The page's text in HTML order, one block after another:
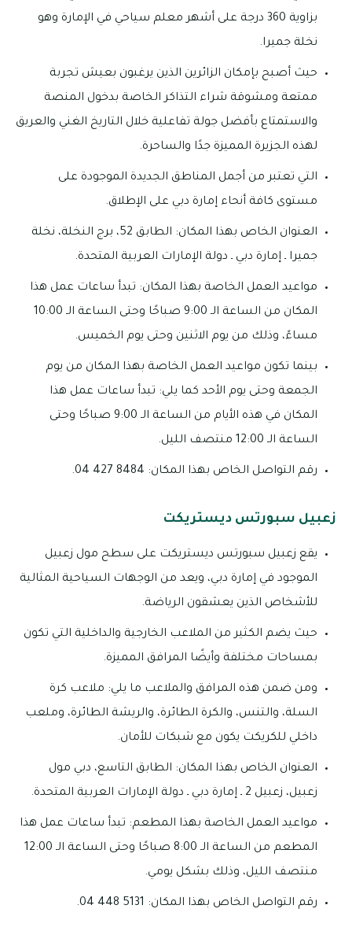
بزاوية 360 درجة على أشهر معلم سياحي في الإمارة وهو
نخلة جميرا.
حيث أصبح بإمكان الزائرين الذين يرغبون بعيش تجربة
ممتعة ومشوقة شراء التذاكر الخاصة بدخول المنصة
والاستمتاع بأفضل جولة تفاعلية خلال التاريخ الغني والعريق
لهذه الجزيرة المميزة جدًا والساحرة.
التي تعتبر من أجمل المناطق الجديدة الموجودة على
مستوى كافة أنحاء إمارة دبي على الإطلاق.
العنوان الخاص بهذا المكان: الطابق 52، برج النخلة، نخلة
جميرا ـ إمارة دبي ـ دولة الإمارات العربية المتحدة.
مواعيد العمل الخاصة بهذا المكان: تبدأ ساعات عمل هذا
المكان من الساعة الـ 9:00 صباحًا وحتى الساعة الـ 10:00
مساءً، وذلك من يوم الاثنين وحتى يوم الخميس.
بينما تكون مواعيد العمل الخاصة بهذا المكان من يوم
الجمعة وحتى يوم الأحد كما يلي: تبدأ ساعات عمل هذا
المكان في هذه الأيام من الساعة الـ 9:00 صباحًا وحتى
الساعة الـ 12:00 منتصف الليل.
رقم التواصل الخاص بهذا المكان: 8484 427 04.
زعبيل سبورتس ديستريكت
يقع زعبيل سبورتس ديستريكت على سطح مول زعبيل
الموجود في إمارة دبي، ويعد من الوجهات السياحية المثالية
للأشخاص الذين يعشقون الرياضة.
حيث يضم الكثير من الملاعب الخارجية والداخلية التي تكون
بمساحات مختلفة وأيضًا المرافق المميزة.
ومن ضمن هذه المرافق والملاعب ما يلي: ملاعب كرة
السلة، والتنس، والكرة الطائرة، والريشة الطائرة، وملعب
داخلي للكريكت يكون مع شبكات للأمان.
العنوان الخاص بهذا المكان: الطابق التاسع، دبي مول
زعبيل، زعبيل 2 ـ إمارة دبي ـ دولة الإمارات العربية المتحدة.
مواعيد العمل الخاصة بهذا المطعم: تبدأ ساعات عمل هذا
المطعم من الساعة الـ 8:00 صباحًا وحتى الساعة الـ 12:00
منتصف الليل، وذلك بشكل يومي.
رقم التواصل الخاص بهذا المكان: 5131 448 04.